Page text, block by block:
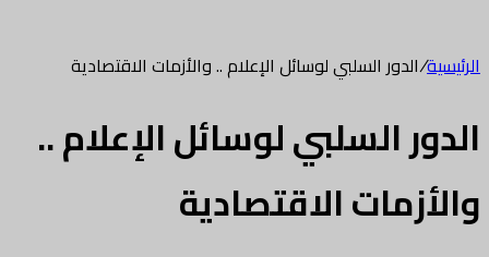
الرئيسية/الدور السلبي لوسائل الإعلام .. والأزمات الاقتصادية
الدور السلبي لوسائل الإعلام ..
والأزمات الاقتصادية